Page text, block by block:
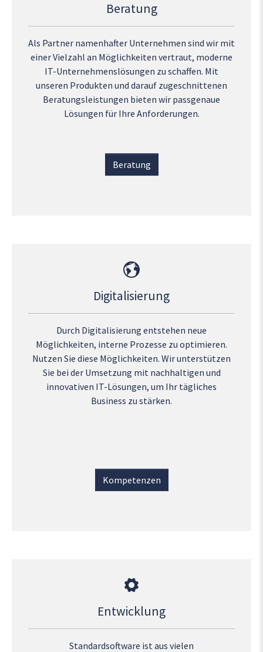
Beratung
Als Partner namenhafter Unternehmen sind wir mit
einer Vielzahl an Möglichkeiten vertraut, moderne
IT-Unternehmenslösungen zu schaffen. Mit
unseren Produkten und darauf zugeschnittenen
Beratungsleistungen bieten wir passgenaue
Lösungen für Ihre Anforderungen.
Beratung
Digitalisierung
Durch Digitalisierung entstehen neue
Möglichkeiten, interne Prozesse zu optimieren.
Nutzen Sie diese Möglichkeiten. Wir unterstützen
Sie bei der Umsetzung mit nachhaltigen und
innovativen IT-Lösungen, um Ihr tägliches
Business zu stärken.
Kompetenzen
Entwicklung
Standardsoftware ist aus vielen